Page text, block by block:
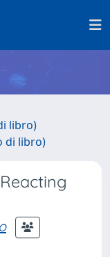
libro)
di libro)